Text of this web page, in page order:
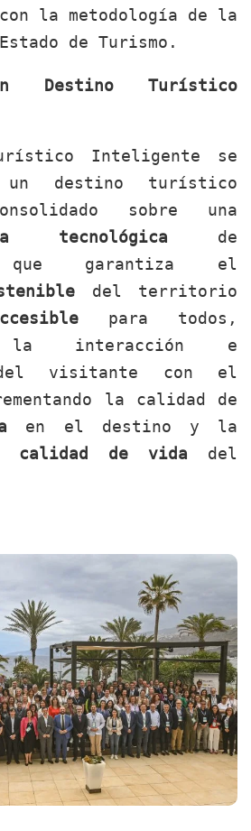
la metodología de la
de Turismo.
Destino Turístico
Inteligente se
un destino turístico
sobre una
tecnológica de
que garantiza el
del territorio
para todos,
la interacción e
visitante con el
la calidad de
en el destino y la
calidad de vida del